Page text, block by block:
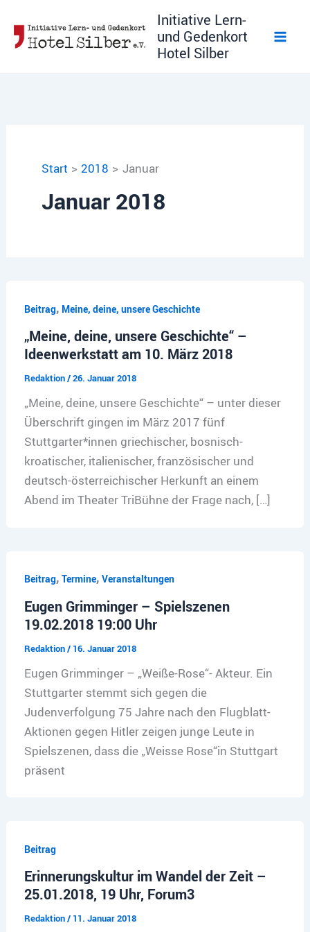
Inhalt
springen
Initiative Lern-
und Gedenkort
Hotel Silber
Start 2018 Januar
Januar 2018
Beitrag, Meine, deine, unsere Geschichte
„Meine, deine, unsere Geschichte“ –
Ideenwerkstatt am 10. März 2018
Redaktion/26. Januar 2018
„Meine, deine, unsere Geschichte“ – unter dieser
Überschrift gingen im März 2017 fünf
Stuttgarter*innen griechischer, bosnisch-
kroatischer, italienischer, französischer und
deutsch-österreichischer Herkunft an einem
Abend im Theater TriBühne der Frage nach, […]
Beitrag, Termine, Veranstaltungen
Eugen Grimminger – Spielszenen
19.02.2018 19:00 Uhr
Redaktion/ 16. Januar 2018
Eugen Grimminger – „Weiße-Rose“- Akteur. Ein
Stuttgarter stemmt sich gegen die
Judenverfolgung 75 Jahre nach den Flugblatt-
Aktionen gegen Hitler zeigen junge Leute in
Spielszenen, dass die „Weisse Rose“in Stuttgart
präsent
Beitrag
Erinnerungskultur im Wandel der Zeit –
25.01.2018, 19 Uhr, Forum3
Redaktion/ 11. Januar 2018